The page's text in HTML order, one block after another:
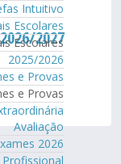
Intuitivo
Escolares
Escolares
2025/2026
e Provas
e Provas
Avaliação
2026
Profissional
2027